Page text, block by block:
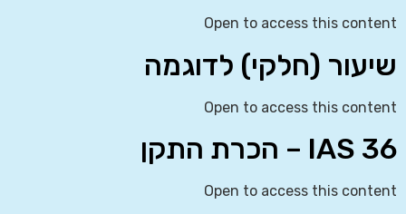
Open to access this content
שיעור (חלקי) לדוגמה
Open to access this content
IAS 36 – הכרת התקן
Open to access this content